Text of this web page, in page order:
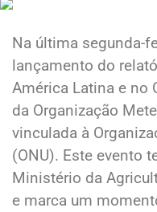
Na última segunda-
lançamento do
América Latina e no
da Organização
vinculada à
(ONU). Este evento
Ministério da
e marca um